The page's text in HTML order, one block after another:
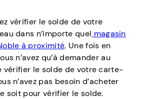
vérifier le solde de votre
dans n’importe quel magasin
à proximité. Une fois en
n’avez qu’à demander au
vérifier le solde de votre carte-
n’avez pas besoin d’acheter
soit pour vérifier le solde.